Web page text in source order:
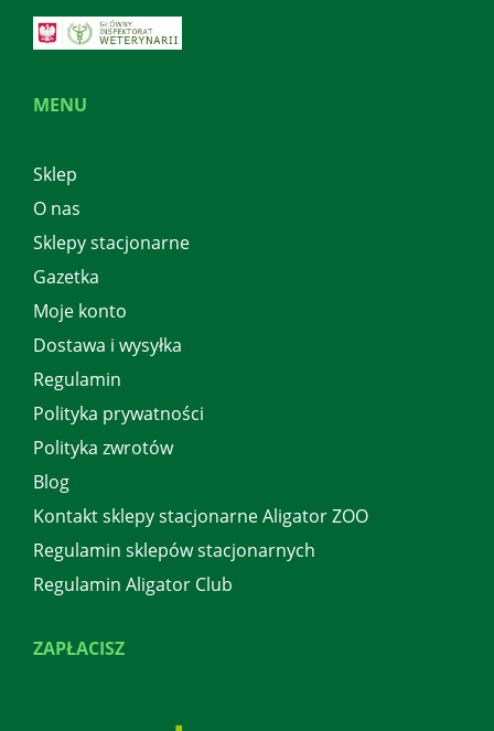
MENU
Sklep
O nas
Sklepy stacjonarne
Gazetka
Moje konto
Dostawa i wysyłka
Regulamin
Polityka prywatności
Polityka zwrotów
Blog
Kontakt sklepy stacjonarne Aligator ZOO
Regulamin sklepów stacjonarnych
Regulamin Aligator Club
ZAPŁACISZ